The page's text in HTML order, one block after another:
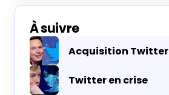
À suivre
Acquisition Twitter
Twitter en crise